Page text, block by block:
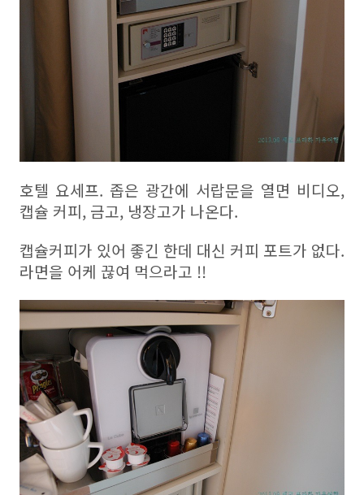
호텔 요세프. 좁은 광간에 서랍문을 열면 비디오,
캡슐 커피, 금고, 냉장고가 나온다.
캡슐커피가 있어 좋긴 한데 대신 커피 포트가 없다.
라면을 어케 끊여 먹으라고 !!